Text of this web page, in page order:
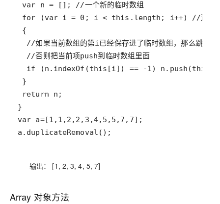
a.duplicateRemoval();
输出： [1, 2, 3, 4, 5, 7]
Array 对象方法